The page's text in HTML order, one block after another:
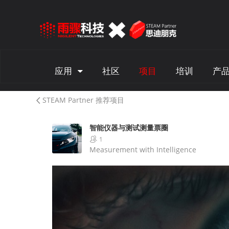
应用 社区 项目 培训 产
STEAM Partner 推荐项目
智能仪器与测试测量票圈
1
Measurement with Intelligence